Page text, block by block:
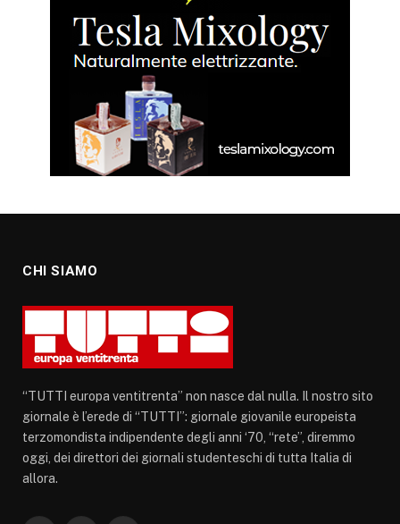
CHI SIAMO
“TUTTI europa ventitrenta” non nasce dal nulla. Il nostro sito
giornale è l’erede di “TUTTI”: giornale giovanile europeista
terzomondista indipendente degli anni ‘70, “rete”, diremmo
oggi, dei direttori dei giornali studenteschi di tutta Italia di
allora.